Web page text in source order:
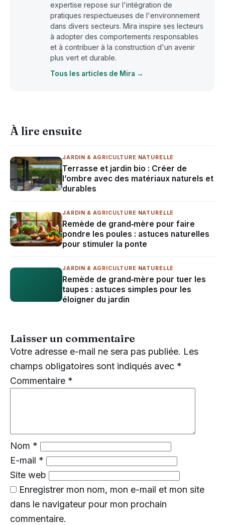
expertise repose sur l'intégration de
pratiques respectueuses de l'environnement
dans divers secteurs. Mira inspire ses lecteurs
à adopter des comportements responsables
et à contribuer à la construction d'un avenir
plus vert et durable.
Tous les articles de Mira →
À lire ensuite
JARDIN & AGRICULTURE NATURELLE
Terrasse et jardin bio : Créer de
l’ombre avec des matériaux naturels et
durables
JARDIN & AGRICULTURE NATURELLE
Remède de grand‑mère pour faire
pondre les poules : astuces naturelles
pour stimuler la ponte
JARDIN & AGRICULTURE NATURELLE
Remède de grand‑mère pour tuer les
taupes : astuces simples pour les
éloigner du jardin
Laisser un commentaire
Votre adresse e-mail ne sera pas publiée. Les
champs obligatoires sont indiqués avec *
Commentaire *
Nom *
E-mail *
Site web
Enregistrer mon nom, mon e-mail et mon site
dans le navigateur pour mon prochain
commentaire.